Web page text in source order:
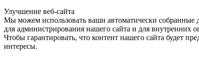
Улучшение веб-сайта
Мы можем использовать ваши автоматически собранные
для администрирования нашего сайта и для внутренних
Чтобы гарантировать, что контент нашего сайта будет
интересы.